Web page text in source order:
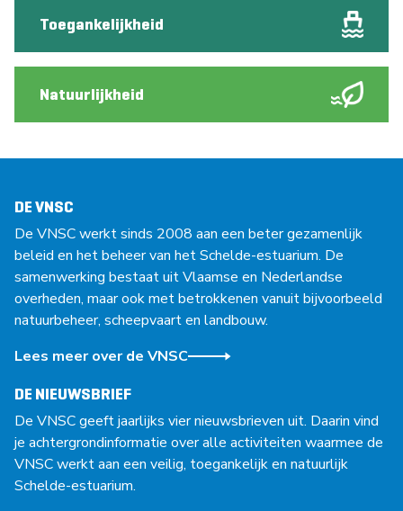
Toegankelijkheid
Natuurlijkheid
DE VNSC
De VNSC werkt sinds 2008 aan een beter gezamenlijk
beleid en het beheer van het Schelde-estuarium. De
samenwerking bestaat uit Vlaamse en Nederlandse
overheden, maar ook met betrokkenen vanuit bijvoorbeeld
natuurbeheer, scheepvaart en landbouw.
Lees meer over de VNSC
DE NIEUWSBRIEF
De VNSC geeft jaarlijks vier nieuwsbrieven uit. Daarin vind
je achtergrondinformatie over alle activiteiten waarmee de
VNSC werkt aan een veilig, toegankelijk en natuurlijk
Schelde-estuarium.